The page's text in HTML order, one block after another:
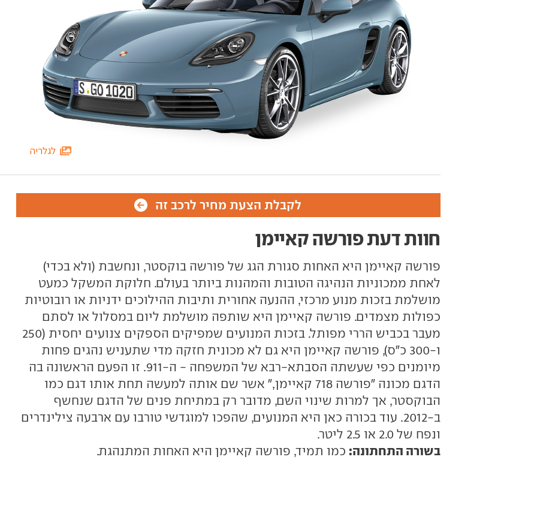
לגלריה
לקבלת הצעת מחיר לרכב זה
חוות דעת פורשה קאיימן
פורשה קאיימן היא האחות סגורת הגג של פורשה בוקסטר, ונחשבת (ולא בכדי)
לאחת ממכוניות הנהיגה הטובות והמהנות ביותר בעולם. חלוקת המשקל כמעט
מושלמת בזכות מנוע מרכזי, ההנעה אחורית ותיבות ההילוכים ידניות או רובוטיות
כפולות מצמדים. פורשה קאיימן היא שותפה מושלמת ליום במסלול או לסתם
מעבר בכביש הררי מפותל. בזכות המנועים שמפיקים הספקים צנועים יחסית (250
ו-300 כ"ס), פורשה קאיימן היא גם לא מכונית חזקה מדי שתעניש נהגים פחות
מיומנים כפי שעשתה הסבתא-רבא של המשפחה - ה-911. זו הפעם הראשונה בה
הדגם מכונה "פורשה 718 קאיימן," אשר שם אותה למעשה תחת אותו דגם כמו
הבוקסטר, אך למרות שינוי השם, מדובר רק במתיחת פנים של הדגם שנחשף
ב-2012. עוד בכורה כאן היא המנועים, שהפכו למוגדשי טורבו עם ארבעה צילינדרים
ונפח של 2.0 או 2.5 ליטר.
בשורה התחתונה: כמו תמיד, פורשה קאיימן היא האחות המתנהגת.